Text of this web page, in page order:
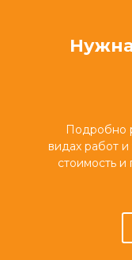
Подробно
видах работ и
стоимость